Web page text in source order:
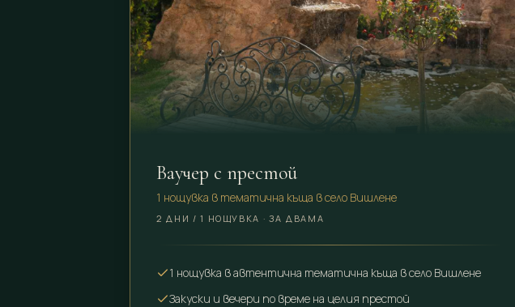
Ваучер с престой
1 нощувка в тематична къща в село Вишлене
2 ДНИ / 1 НОЩУВКА · ЗА ДВАМА
1 нощувка в автентична тематична къща в село Вишлене
Закуски и вечери по време на целия престой